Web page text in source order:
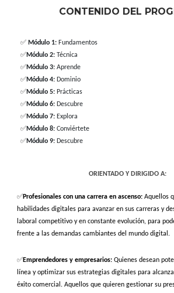
CONTENIDO DEL
✅Módulo 1:Fundamentos
✅Módulo 2: Técnica
✅Módulo 3: Aprende
✅Módulo 4: Dominio
✅Módulo 5:Prácticas
✅Módulo 6: Descubre
✅Módulo 7: Explora
✅Módulo 8: Conviértete
✅Módulo 9: Descubre
ORIENTADO Y DIRIGIDO A:
✅Profesionales con una carrera en ascenso: Aquellos
habilidades digitales para avanzar en sus carreras y
laboral competitivo y en constante evolución, para
frente a las demandas cambiantes del mundo digital.
✅Emprendedores y empresarios: Quienes desean
línea y optimizar sus estrategias digitales para
éxito comercial. Aquellos que quieren gestionar su